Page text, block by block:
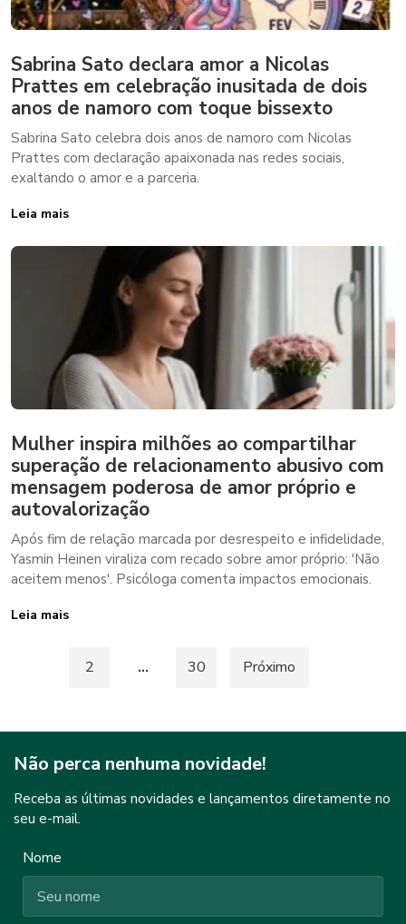
Sabrina Sato declara amor a Nicolas
Prattes em celebração inusitada de dois
anos de namoro com toque bissexto
Sabrina Sato celebra dois anos de namoro com Nicolas
Prattes com declaração apaixonada nas redes sociais,
exaltando o amor e a parceria.
Leia mais
Mulher inspira milhões ao compartilhar
superação de relacionamento abusivo com
mensagem poderosa de amor próprio e
autovalorização
Após fim de relação marcada por desrespeito e infidelidade,
Yasmin Heinen viraliza com recado sobre amor próprio: 'Não
aceitem menos'. Psicóloga comenta impactos emocionais.
Leia mais
Paginação
2 … 30 Próximo
Não perca nenhuma novidade!
Receba as últimas novidades e lançamentos diretamente no
seu e-mail.
Nome